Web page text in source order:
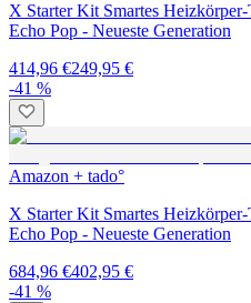
X Starter Kit Smartes
Echo Pop - Neueste Generation
414,96 €249,95 €
-41 %
Amazon + tado°
X Starter Kit Smartes
Echo Pop - Neueste Generation
684,96 €402,95 €
-41 %